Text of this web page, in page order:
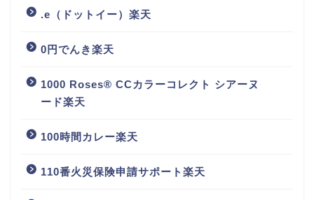
.e（ドットイー）楽天
0円でんき楽天
1000 Roses® CCカラーコレクト シアーヌ
ード楽天
100時間カレー楽天
110番火災保険申請サポート楽天